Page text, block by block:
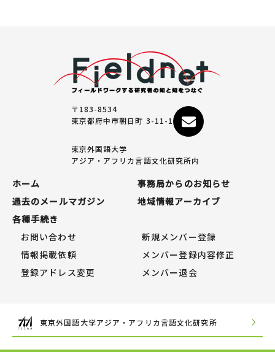
〒183-8534
東京都府中市朝日町 3-11-1
東京外国語大学
アジア・アフリカ言語文化研究所内
ホーム
事務局からのお知らせ
過去のメールマガジン
地域情報アーカイブ
各種手続き
お問い合わせ
新規メンバー登録
情報掲載依頼
メンバー登録内容修正
登録アドレス変更
メンバー退会
東京外国語大学アジア・アフリカ言語文化研究所